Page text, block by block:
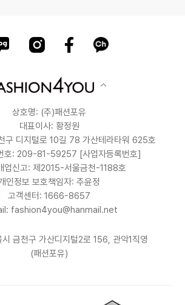
상호명: (주)패션포유
대표이사: 황정원
구 디지털로 10길 78 가산테라타워 625호
호: 209-81-59257 [사업자등록번호]
업신고: 제2015-서울금천-1188호
인정보 보호책임자: 주윤정
고객센터: 1666-8657
fashion4you@hanmail.net
금천구 가산디지털2로 156, 관악1직영
(패션포유)